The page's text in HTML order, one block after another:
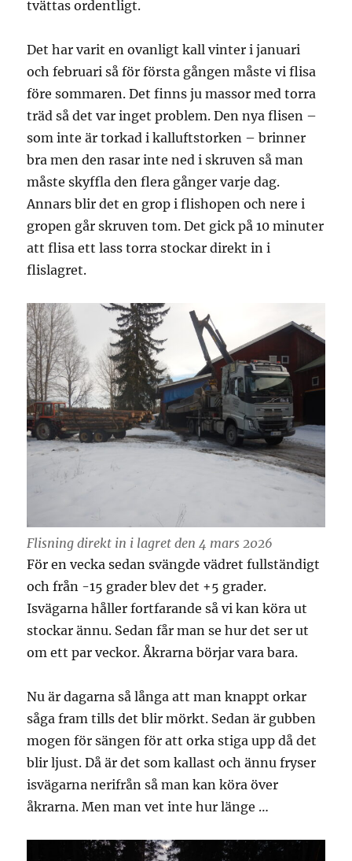
tvättas ordentligt.
Det har varit en ovanligt kall vinter i januari
och februari så för första gången måste vi flisa
före sommaren. Det finns ju massor med torra
träd så det var inget problem. Den nya flisen –
som inte är torkad i kalluftstorken – brinner
bra men den rasar inte ned i skruven så man
måste skyffla den flera gånger varje dag.
Annars blir det en grop i flishopen och nere i
gropen går skruven tom. Det gick på 10 minuter
att flisa ett lass torra stockar direkt in i
flislagret.
Flisning direkt in i lagret den 4 mars 2026
För en vecka sedan svängde vädret fullständigt
och från -15 grader blev det +5 grader.
Isvägarna håller fortfarande så vi kan köra ut
stockar ännu. Sedan får man se hur det ser ut
om ett par veckor. Åkrarna börjar vara bara.
Nu är dagarna så långa att man knappt orkar
såga fram tills det blir mörkt. Sedan är gubben
mogen för sängen för att orka stiga upp då det
blir ljust. Då är det som kallast och ännu fryser
isvägarna nerifrån så man kan köra över
åkrarna. Men man vet inte hur länge …